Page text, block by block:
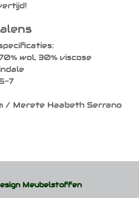
wol, 30% viscose
7
/ Merete Haabeth Serrano
Meubelstoffen
2